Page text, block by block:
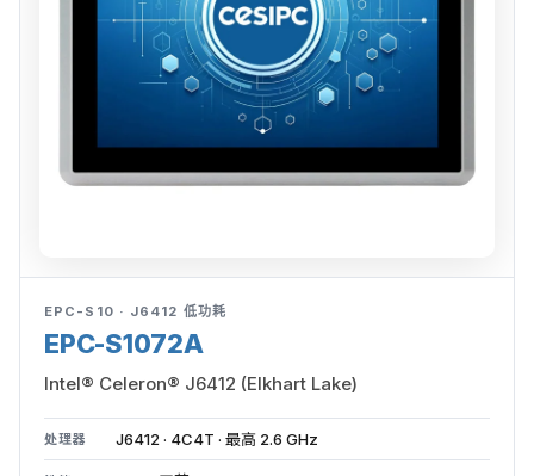
EPC-S10 · J6412 低功耗
EPC-S1072A
Intel® Celeron® J6412 (Elkhart Lake)
处理器 J6412 · 4C4T · 最高 2.6 GHz